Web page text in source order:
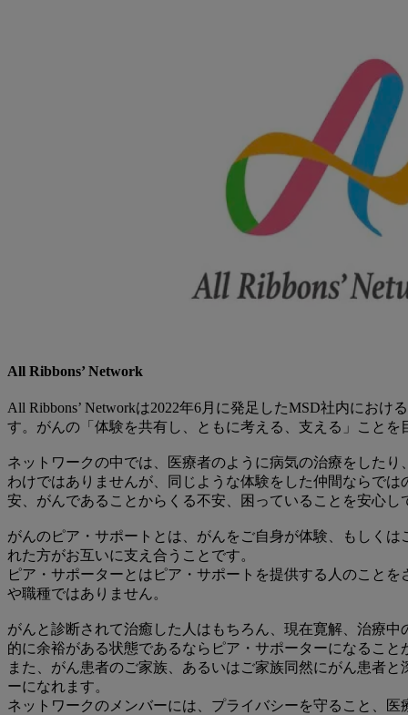
All Ribbons’ Network
All Ribbons’ Networkは2022年6月に発足したMSD社内にお
す。がんの「体験を共有し、ともに考える、支える」ことを
ネットワークの中では、医療者のように病気の治療をした
わけではありませんが、同じような体験をした仲間ならで
安、がんであることからくる不安、困っていることを安心し
がんのピア・サポートとは、がんをご自身が体験、もしく
れた方がお互いに支え合うことです。
ピア・サポーターとはピア・サポートを提供する人のこと
や職種ではありません。
がんと診断されて治癒した人はもちろん、現在寛解、治療
的に余裕がある状態であるならピア・サポーターになること
また、がん患者のご家族、あるいはご家族同然にがん患者
ーになれます。
ネットワークのメンバーには、プライバシーを守ること、